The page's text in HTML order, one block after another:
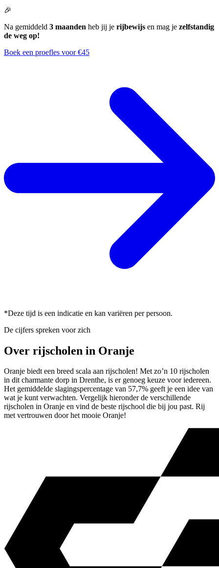
🎉
Na gemiddeld 3 maanden heb jij je rijbewijs en mag je zelfstandig
de weg op!
Boek een proefles voor €45
*Deze tijd is een indicatie en kan variëren per persoon.
De cijfers spreken voor zich
Over rijscholen in Oranje
Oranje biedt een breed scala aan rijscholen! Met zo’n 10 rijscholen
in dit charmante dorp in Drenthe, is er genoeg keuze voor iedereen.
Het gemiddelde slagingspercentage van 57,7% geeft je een idee van
wat je kunt verwachten. Vergelijk hieronder de verschillende
rijscholen in Oranje en vind de beste rijschool die bij jou past. Rij
met vertrouwen door het mooie Oranje!